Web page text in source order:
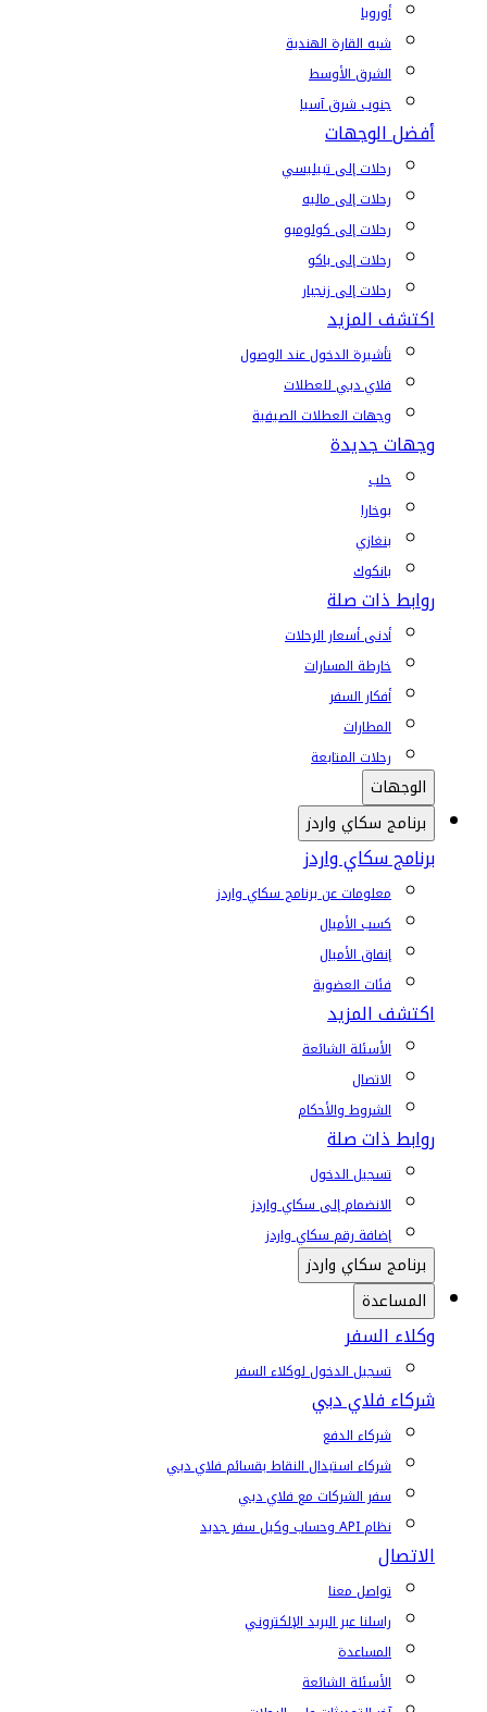
أوروبا
شبه القارة الهندية
الشرق الأوسط
جنوب شرق آسيا
أفضل الوجهات
رحلات إلى تبيليسي
رحلات إلى ماليه
رحلات إلى كولومبو
رحلات إلى باكو
رحلات إلى زنجبار
اكتشف المزيد
تأشيرة الدخول عند الوصول
فلاي دبي للعطلات
وجهات العطلات الصيفية
وجهات جديدة
حلب
بوخارا
بنغازي
بانكوك
روابط ذات صلة
أدنى أسعار الرحلات
خارطة المسارات
أفكار السفر
المطارات
رحلات المتابعة
الوجهات
برنامج سكاي واردز
برنامج سكاي واردز
معلومات عن برنامج سكاي واردز
كسب الأميال
إنفاق الأميال
فئات العضوية
اكتشف المزيد
الأسئلة الشائعة
الاتصال
الشروط والأحكام
روابط ذات صلة
تسجيل الدخول
الانضمام إلى سكاي واردز
إضافة رقم سكاي واردز
برنامج سكاي واردز
المساعدة
وكلاء السفر
تسجيل الدخول لوكلاء السفر
شركاء فلاي دبي
شركاء الدفع
شركاء استبدال النقاط بقسائم فلاي دبي
سفر الشركات مع فلاي دبي
نظام API وحساب وكيل سفر جديد
الاتصال
تواصل معنا
راسلنا عبر البريد الإلكتروني
المساعدة
الأسئلة الشائعة